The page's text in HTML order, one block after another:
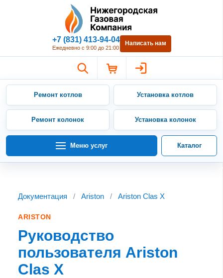
Нижегородская Газовая
+7 (831) 413-94-04
Ежедневно с 9:00 до 21:00
Написать нам
Ремонт котлов Установка котлов
Ремонт колонок Установка колонок
Меню услуг Каталог
Документация / Ariston / Ariston Clas X
ARISTON
Руководство
пользователя Ariston
Clas X